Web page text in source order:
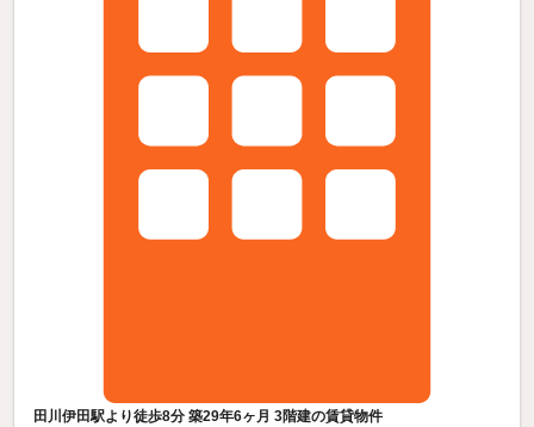
田川伊田駅より徒歩8分 築29年6ヶ月 3階建の賃貸物件